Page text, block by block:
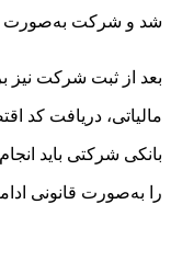
شد و شرکت به‌صورت
بعد از ثبت شرکت نیز
مالیاتی، دریافت کد
بانکی شرکتی باید
را به‌صورت قانونی